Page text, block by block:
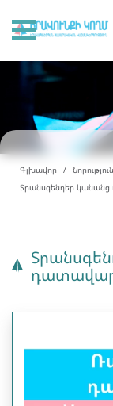
Գլխավոր
Տրանսգենդեր